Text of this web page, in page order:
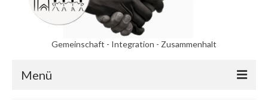
Gemeinschaft - Integration - Zusammenhalt
Menü